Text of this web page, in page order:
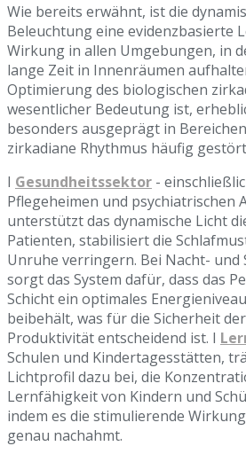
Wie bereits erwähnt, ist die
Beleuchtung eine evidenzbasierte
Wirkung in allen Umgebungen, in
lange Zeit in Innenräumen
Optimierung des biologischen
wesentlicher Bedeutung ist,
besonders ausgeprägt in
zirkadiane Rhythmus häufig
I Gesundheitssektor -
Pflegeheimen und psychiatrischen
unterstützt das dynamische Licht
Patienten, stabilisiert die
Unruhe verringern. Bei Nacht- und
sorgt das System dafür, dass das
Schicht ein optimales
beibehält, was für die Sicherheit
Produktivität entscheidend ist. I
Schulen und Kindertagesstätten,
Lichtprofil dazu bei, die
Lernfähigkeit von Kindern und
indem es die stimulierende
genau nachahmt.